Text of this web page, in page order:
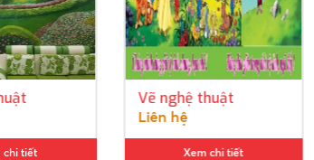
tiết
Vẽ nghệ thuật
Liên hệ
Xem chi tiết